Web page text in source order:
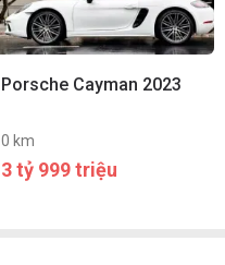
Porsche Cayman 2023
0 km
3 tỷ 999 triệu